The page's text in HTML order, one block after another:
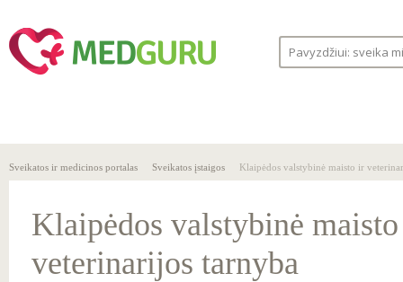
Sveikatos ir medicinos portalas Sveikatos įstaigos Klaipėdos valstybinė maisto ir
Klaipėdos valstybinė
veterinarijos tarnyba